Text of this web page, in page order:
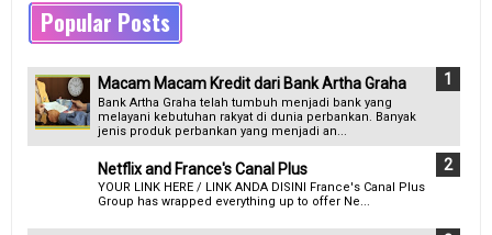
Popular Posts
Macam Macam Kredit dari Bank Artha Graha
Bank Artha Graha telah tumbuh menjadi bank yang
melayani kebutuhan rakyat di dunia perbankan. Banyak
jenis produk perbankan yang menjadi an...
Netflix and France's Canal Plus
YOUR LINK HERE / LINK ANDA DISINI France's Canal Plus
Group has wrapped everything up to offer Ne...